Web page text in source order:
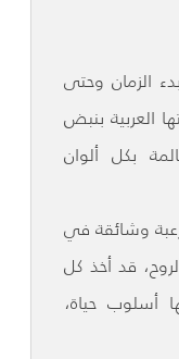
الزمان وحتى
العربية بنبض
بكل ألوان
وشائقة في
قد أخذ كل
أسلوب حياة،